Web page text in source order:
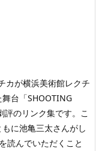
カが横浜美術館レクチ
台「SHOOTING
評のリンク集です。こ
に池亀三太さんがし
読んでいただくこと